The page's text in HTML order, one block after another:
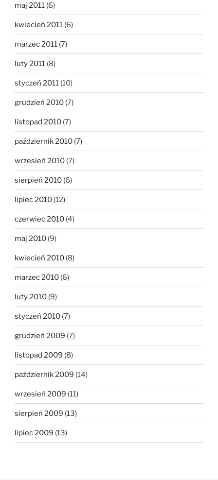
maj 2011 (6)
kwiecień 2011 (6)
marzec 2011 (7)
luty 2011 (8)
styczeń 2011 (10)
grudzień 2010 (7)
listopad 2010 (7)
październik 2010 (7)
wrzesień 2010 (7)
sierpień 2010 (6)
lipiec 2010 (12)
czerwiec 2010 (4)
maj 2010 (9)
kwiecień 2010 (8)
marzec 2010 (6)
luty 2010 (9)
styczeń 2010 (7)
grudzień 2009 (7)
listopad 2009 (8)
październik 2009 (14)
wrzesień 2009 (11)
sierpień 2009 (13)
lipiec 2009 (13)